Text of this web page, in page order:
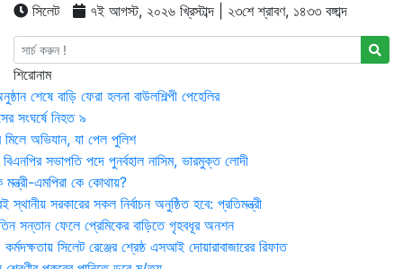
সিলেট ৭ই আগস্ট, ২০২৬ খ্রিস্টাব্দ | ২৩শে শ্রাবণ, ১৪৩৩ বঙ্গাব্দ
শিরোনাম
শেষে বাড়ি ফেরা হলনা বাউলশিল্পী পেহেলির
সংঘর্ষে নিহত ৯
মিলে অভিযান, যা পেল পুলিশ
সভাপতি পদে পুনর্বহাল নাসিম, ভারমুক্ত লোদী
মন্ত্রী-এমপিরা কে কোথায়?
সরকারের সকল নির্বাচন অনুষ্ঠিত হবে: প্রতিমন্ত্রী
সন্তান ফেলে প্রেমিকের বাড়িতে গৃহবধূর অনশন
সিলেট রেঞ্জের শ্রেষ্ঠ এসআই দোয়ারাবাজারের রিফাত